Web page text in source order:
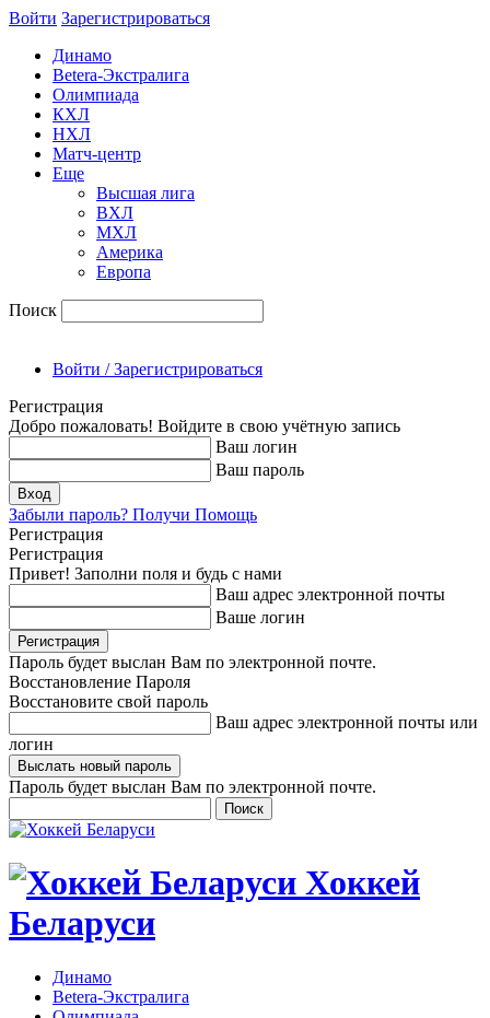
Войти Зарегиcтрироваться
Динамо
Betera-Экстралига
Олимпиада
КХЛ
НХЛ
Матч-центр
Еще
Высшая лига
ВХЛ
МХЛ
Америка
Европа
Поиск
Войти / Зарегистрироваться
Регистрация
Добро пожаловать! Войдите в свою учётную запись
Ваш логин
Ваш пароль
Забыли пароль? Получи Помощь
Регистрация
Регистрация
Привет! Заполни поля и будь с нами
Ваш адрес электронной почты
Ваше логин
Пароль будет выслан Вам по электронной почте.
Восстановление Пароля
Восстановите свой пароль
Ваш адрес электронной почты или
логин
Пароль будет выслан Вам по электронной почте.
Хоккей
Беларуси
Динамо
Betera-Экстралига